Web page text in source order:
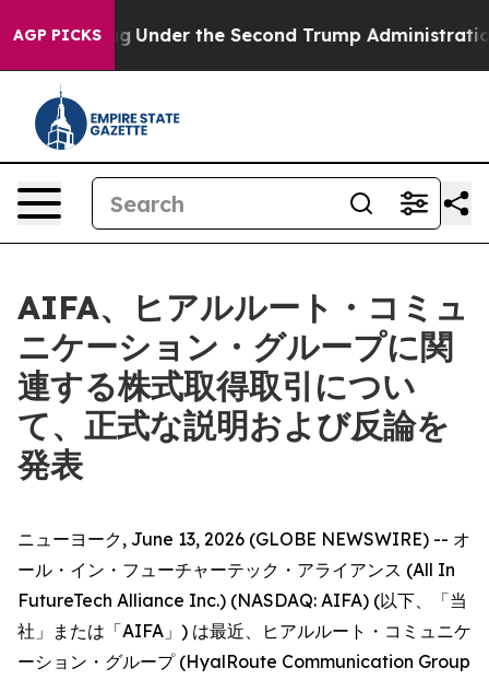
AGP PICKS
Under the Second Trump Administration, the
AIFA、ヒアルルート・コミュ
ニケーション・グループに関
連する株式取得取引につい
て、正式な説明および反論を
発表
ニューヨーク, June 13, 2026 (GLOBE NEWSWIRE) -- オ
ール・イン・フューチャーテック・アライアンス (All In
FutureTech Alliance Inc.) (NASDAQ: AIFA) (以下、「当
社」または「AIFA」) は最近、ヒアルルート・コミュニケ
ーション・グループ (HyalRoute Communication Group